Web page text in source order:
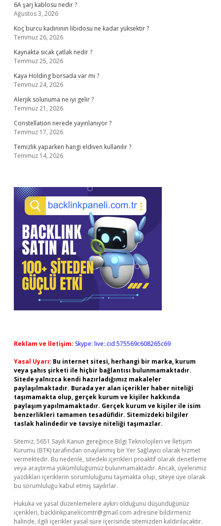
6A şarj kablosu nedir ?
Ağustos 3, 2026
Koç burcu kadınının libidosu ne kadar yüksektir ?
Temmuz 26, 2026
Kaynakta sıcak çatlak nedir ?
Temmuz 25, 2026
Kaya Holding borsada var mı ?
Temmuz 24, 2026
Alerjik solunuma ne iyi gelir ?
Temmuz 21, 2026
Constellation nerede yayınlanıyor ?
Temmuz 17, 2026
Temizlik yaparken hangi eldiven kullanılır ?
Temmuz 14, 2026
Reklam ve İletişim: Skype: live:.cid.575569c608265c69
Yasal Uyarı: Bu internet sitesi, herhangi bir marka, kurum
veya şahıs şirketi ile hiçbir bağlantısı bulunmamaktadır.
Sitede yalnızca kendi hazırladığımız makaleler
paylaşılmaktadır. Burada yer alan içerikler haber niteliği
taşımamakta olup, gerçek kurum ve kişiler hakkında
paylaşım yapılmamaktadır. Gerçek kurum ve kişiler ile isim
benzerlikleri tamamen tesadüfidir. Sitemizdeki bilgiler
taslak halindedir ve tavsiye niteliği taşımazlar.
Sitemiz, 5651 Sayılı Kanun gereğince Bilgi Teknolojileri ve İletişim
Kurumu (BTK) tarafından onaylanmış bir Yer Sağlayıcı olarak hizmet
vermektedir. Bu nedenle, sitedeki içerikleri proaktif olarak denetleme
veya araştırma yükümlülüğümüz bulunmamaktadır. Ancak, üyelerimiz
yazdıkları içeriklerin sorumluluğunu taşımakta olup, siteye üye olarak
bu sorumluluğu kabul etmiş sayılırlar.
Hukuka ve yasal düzenlemelere aykırı olduğunu düşündüğünüz
içerikleri, backlinkpanelicomtr@gmail.com adresine bildirmeniz
halinde, ilgili içerikler yasal süre içerisinde sitemizden kaldırılacaktır.